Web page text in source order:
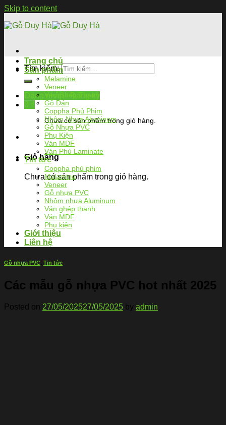
Skip to content
Tìm kiếm:
Đăng nhập / Đăng ký
Chưa có sản phẩm trong giỏ hàng.
Giỏ hàng
Chưa có sản phẩm trong giỏ hàng.
Trang chủ
Sản phẩm
Melamine
Veneer
Gỗ Dán
Coppha Phủ Phim
Nhôm Nhựa Aluminum
Gỗ Nhựa PVC
Phụ Kiện
Ván MDF
Ván Phủ Laminate
Tin tức
Coppha phủ phim
Melamine
Veneer
Gỗ nhựa PVC
Nhôm nhựa Aluminum
Ván ghép thanh
Ván MDF
Phụ kiện
Giới thiệu
Liên hệ
Gỗ nhựa PVC, Tin tức
Các mẫu gỗ nhựa PVC hot nhất 2025
Posted on 27/05/202527/05/2025 by admin